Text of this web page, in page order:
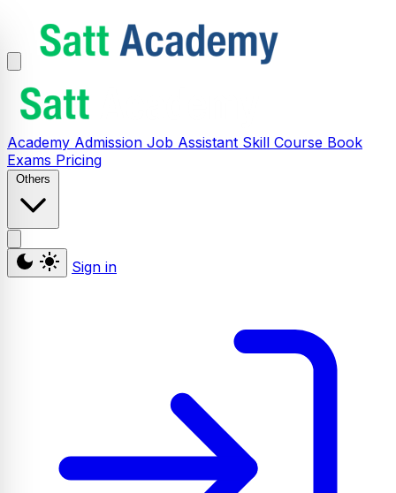
Academy Admission Job Assistant Skill Course Book
Exams Pricing
Others
Sign in